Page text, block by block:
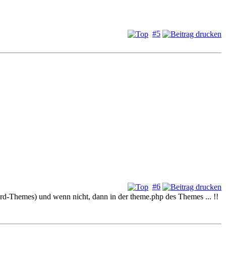
#5
#6
Themes) und wenn nicht, dann in der theme.php des Themes ... !!